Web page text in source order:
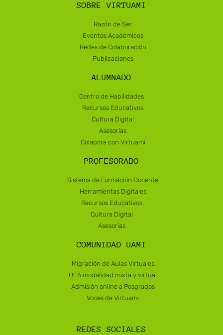
SOBRE VIRTUAMI
Razón de Ser
Eventos Académicos
Redes de Colaboración
Publicaciones
ALUMNADO
Centro de Habilidades
Recursos Educativos
Cultura Digital
Asesorías
Colabora con Virtuami
PROFESORADO
Sistema de Formación Docente
Herramientas Digitales
Recursos Educativos
Cultura Digital
Asesorías
COMUNIDAD UAMI
Migración de Aulas Virtuales
UEA modalidad mixta y virtual
Admisión online a Posgrados
Voces de Virtuami
REDES SOCIALES